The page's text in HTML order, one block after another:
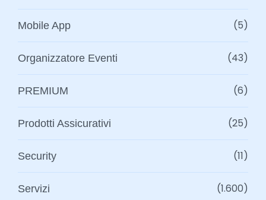
Mobile App (5)
Organizzatore Eventi (43)
PREMIUM (6)
Prodotti Assicurativi (25)
Security (11)
Servizi (1.600)